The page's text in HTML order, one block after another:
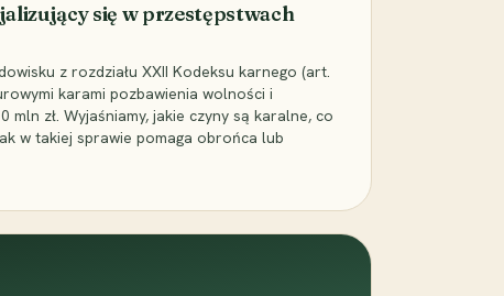
się w przestępstwach
z rozdziału XXII Kodeksu karnego (art.
karami pozbawienia wolności i
mln zł. Wyjaśniamy, jakie czyny są karalne, co
w takiej sprawie pomaga obrońca lub